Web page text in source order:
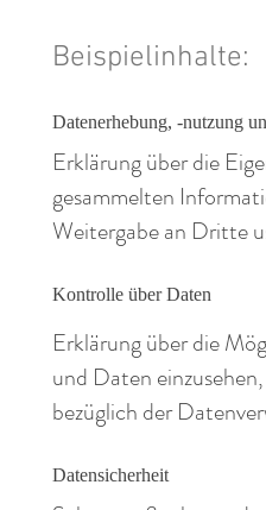
Beispielinhalte:
Datenerhebung, -nutzung
Erklärung über die
gesammelten
Weitergabe an Dritte
Kontrolle über Daten
Erklärung über die
und Daten
bezüglich der
Datensicherheit